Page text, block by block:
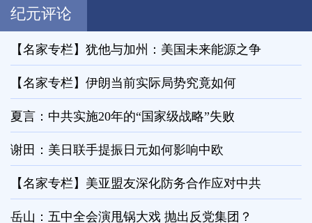
纪元评论
【名家专栏】犹他与加州：美国未来能源之争
【名家专栏】伊朗当前实际局势究竟如何
夏言：中共实施20年的“国家级战略”失败
谢田：美日联手提振日元如何影响中欧
【名家专栏】美亚盟友深化防务合作应对中共
岳山：五中全会演甩锅大戏 抛出反党集团？